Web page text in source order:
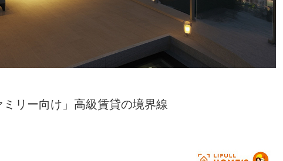
ミリー向け」高級賃貸の境界線